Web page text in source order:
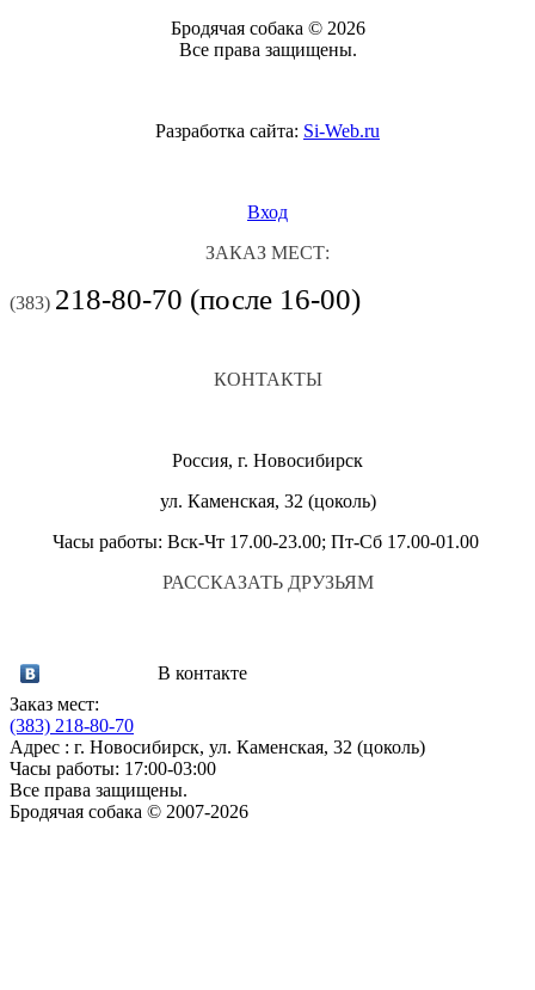
Бродячая собака © 2026
Все права защищены.
Разработка сайта: Si-Web.ru
Вход
ЗАКАЗ МЕСТ:
(383) 218-80-70 (после 16-00)
КОНТАКТЫ
Россия, г. Новосибирск
ул. Каменская, 32 (цоколь)
Часы работы: Вск-Чт 17.00-23.00; Пт-Сб 17.00-01.00
РАССКАЗАТЬ ДРУЗЬЯМ
В контакте
Заказ мест:
(383) 218-80-70
Адрес : г. Новосибирск, ул. Каменская, 32 (цоколь)
Часы работы: 17:00-03:00
Все права защищены.
Бродячая собака © 2007-2026